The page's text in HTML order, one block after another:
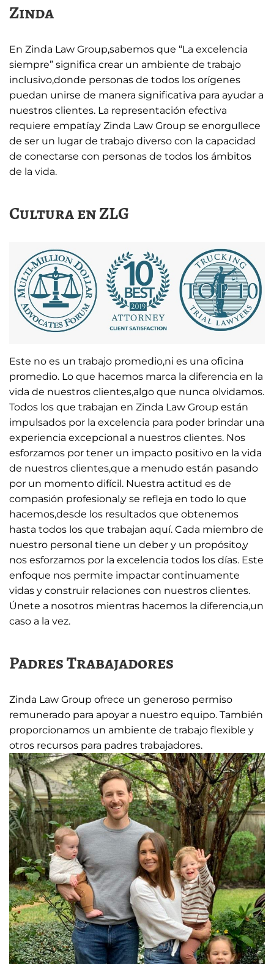
Zinda
En Zinda Law Group,sabemos que “La excelencia
siempre” significa crear un ambiente de trabajo
inclusivo,donde personas de todos los orígenes
puedan unirse de manera significativa para ayudar a
nuestros clientes. La representación efectiva
requiere empatía,y Zinda Law Group se enorgullece
de ser un lugar de trabajo diverso con la capacidad
de conectarse con personas de todos los ámbitos
de la vida.
Cultura en ZLG
Este no es un trabajo promedio,ni es una oficina
promedio. Lo que hacemos marca la diferencia en la
vida de nuestros clientes,algo que nunca olvidamos.
Todos los que trabajan en Zinda Law Group están
impulsados ​​por la excelencia para poder brindar una
experiencia excepcional a nuestros clientes. Nos
esforzamos por tener un impacto positivo en la vida
de nuestros clientes,que a menudo están pasando
por un momento difícil. Nuestra actitud es de
compasión profesional,y se refleja en todo lo que
hacemos,desde los resultados que obtenemos
hasta todos los que trabajan aquí. Cada miembro de
nuestro personal tiene un deber y un propósito,y
nos esforzamos por la excelencia todos los días. Este
enfoque nos permite impactar continuamente
vidas y construir relaciones con nuestros clientes.
Únete a nosotros mientras hacemos la diferencia,un
caso a la vez.
Padres Trabajadores
Zinda Law Group ofrece un generoso permiso
remunerado para apoyar a nuestro equipo. También
proporcionamos un ambiente de trabajo flexible y
otros recursos para padres trabajadores.